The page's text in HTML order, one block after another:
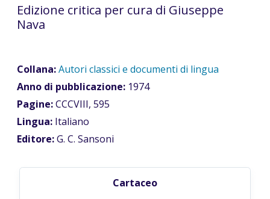
Edizione critica per cura di Giuseppe
Nava
Collana:Autori classici e documenti di lingua
Anno di pubblicazione: 1974
Pagine:CCCVIII, 595
Lingua: Italiano
Editore:G. C. Sansoni
Cartaceo